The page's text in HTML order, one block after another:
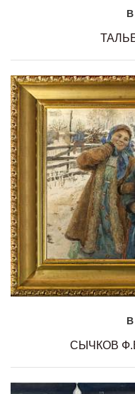
В
В
СЫЧКОВ